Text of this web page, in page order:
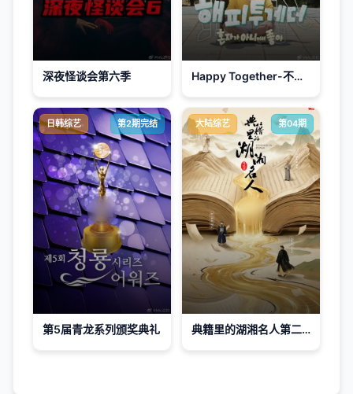
深夜怪谈会第六季 Happy Together-不是一个人真好
日韩综艺 第2期完结
第5届青龙系列颁奖典礼
大陆综艺 第04期
典籍里的湖湘名人第二季